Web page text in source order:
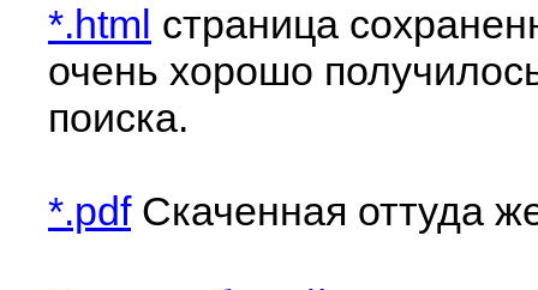
*.html страница
очень хорошо
поиска.
*.pdfСкаченная оттуда